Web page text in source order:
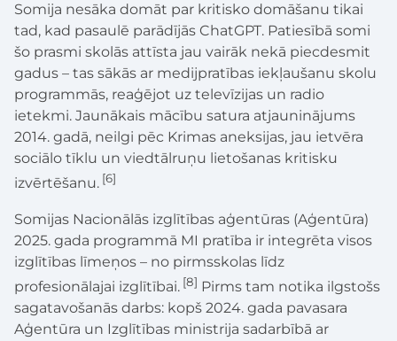
Somija nesāka domāt par kritisko domāšanu tikai
tad, kad pasaulē parādījās ChatGPT. Patiesībā somi
šo prasmi skolās attīsta jau vairāk nekā piecdesmit
gadus – tas sākās ar medijpratības iekļaušanu skolu
programmās, reaģējot uz televīzijas un radio
ietekmi. Jaunākais mācību satura atjauninājums
2014. gadā, neilgi pēc Krimas aneksijas, jau ietvēra
sociālo tīklu un viedtālruņu lietošanas kritisku
izvērtēšanu. [6]
Somijas Nacionālās izglītības aģentūras (Aģentūra)
2025. gada programmā MI pratība ir integrēta visos
izglītības līmeņos – no pirmsskolas līdz
profesionālajai izglītībai. [8] Pirms tam notika ilgstošs
sagatavošanās darbs: kopš 2024. gada pavasara
Aģentūra un Izglītības ministrija sadarbībā ar